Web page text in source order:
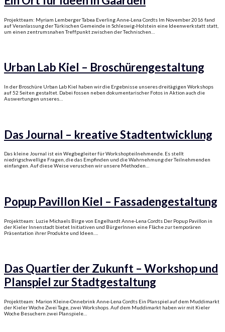
Projektteam: Myriam Lemberger Tabea Everling Anne-Lena Cordts Im November 2016 fand
auf Veranlassung der Türkischen Gemeinde in Schleswig-Holstein eine Ideenwerkstatt statt,
um einen zentrumsnahen Treffpunkt zwischen der Technischen…
Urban Lab Kiel – Broschürengestaltung
In der Broschüre Urban Lab Kiel haben wir die Ergebnisse unseres dreitägigen Workshops
auf 52 Seiten gestaltet. Dabei fossen neben dokumentarischer Fotos in Aktion auch die
Auswertungen unseres…
Das Journal – kreative Stadtentwicklung
Das kleine Journal ist ein Wegbegleiter für Workshopteilnehmende. Es stellt
niedrigschwellige Fragen, die das Empfinden und die Wahrnehmung der Teilnehmenden
einfangen. Auf diese Weise veruschen wir unsere Methoden…
Popup Pavillon Kiel – Fassadengestaltung
Projektteam: Luzie Michaels Birge von Engelhardt Anne-Lena Cordts Der Popup Pavillon in
der Kieler Innenstadt bietet Initiativen und BürgerInnen eine Fläche zur temporären
Präsentation ihrer Produkte und Ideen….
Das Quartier der Zukunft – Workshop und
Planspiel zur Stadtgestaltung
Projektteam: Marion Kleine-Onnebrink Anne-Lena Cordts Ein Planspiel auf dem Muddimarkt
der Kieler Woche Zwei Tage, zwei Workshops. Auf dem Muddimarkt haben wir mit Kieler
Woche Besuchern zwei Planspiele…